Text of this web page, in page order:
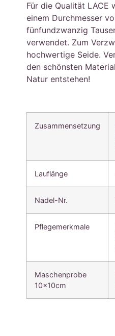
Für die Qualität LACE
einem Durchmesser
fünfundzwanzig
verwendet. Zum
hochwertige Seide.
den schönsten
Natur entstehen!
Zusammensetzung
Lauflänge
Nadel-Nr.
Pflegemerkmale
Maschenprobe
10x10cm